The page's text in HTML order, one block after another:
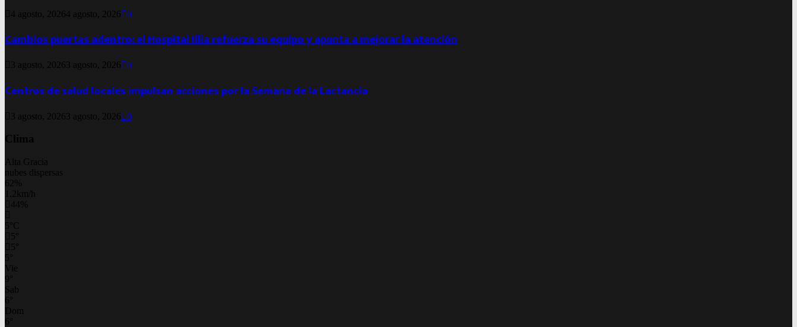
4 agosto, 20264 agosto, 2026 0
Cambios puertas adentro: el Hospital Illia refuerza su equipo y apunta a mejorar la atención
3 agosto, 2026 3 agosto, 2026 0
Centros de salud locales impulsan acciones por la Semana de la Lactancia
3 agosto, 2026 3 agosto, 2026 0
Clima
Alta Gracia
nubes dispersas
62%
1.2km/h
44%
5 C
5
5
5
Vie
9
Sab
6
Dom
6